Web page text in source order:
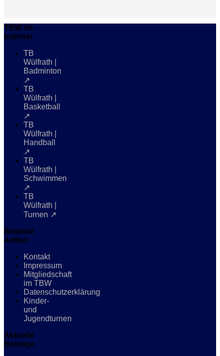
TBW im
Internet
TB
Wülfrath |
Badminton
↗
TB
Wülfrath |
Basketball
↗
TB
Wülfrath |
Handball
↗
TB
Wülfrath |
Schwimmen
↗
TB
Wülfrath |
Turnen ↗
Beliebte
Artikel
Kontakt
Impressum
Mitgliedschaft
im TBW
Datenschutzerklärung
Kinder-
und
Jugendturnen
Aktuelle
Beiträge